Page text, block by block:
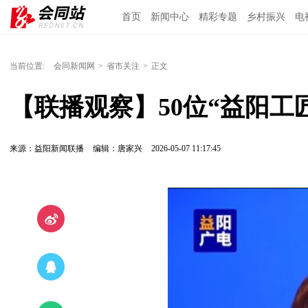
首页 新闻中心 精彩专题 乡村振兴 电
当前位置: 会同新闻网 > 省市关注 > 正文
【联播观察】50位“益阳
来源：益阳新闻联播 编辑：唐家兴 2026-05-07 11:17:45